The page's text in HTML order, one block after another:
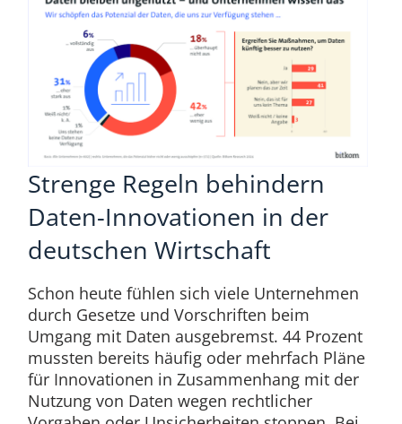
Strenge Regeln behindern
Daten-Innovationen in der
deutschen Wirtschaft
Schon heute fühlen sich viele Unternehmen
durch Gesetze und Vorschriften beim
Umgang mit Daten ausgebremst. 44 Prozent
mussten bereits häufig oder mehrfach Pläne
für Innovationen in Zusammenhang mit der
Nutzung von Daten wegen rechtlicher